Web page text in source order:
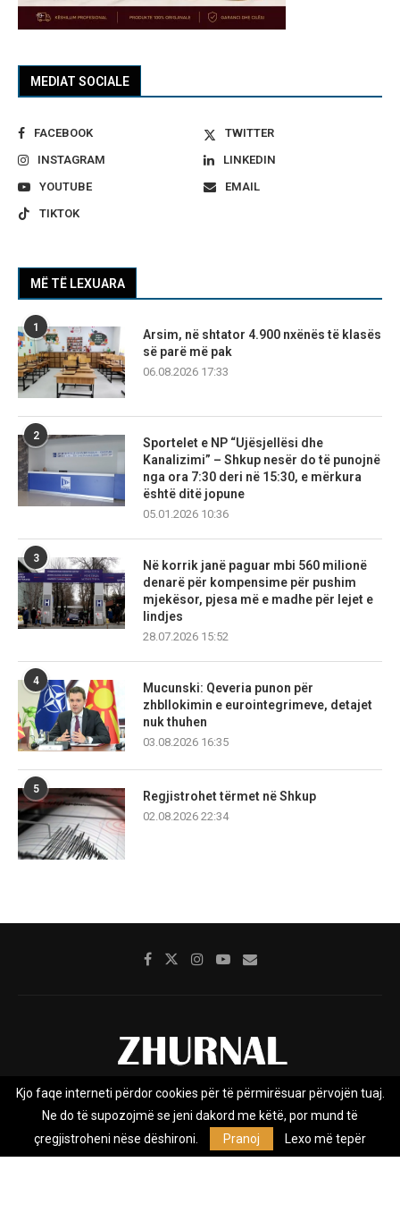
MEDIAT SOCIALE
FACEBOOK
TWITTER
INSTAGRAM
LINKEDIN
YOUTUBE
EMAIL
TIKTOK
MË TË LEXUARA
1
Arsim, në shtator 4.900 nxënës të klasës
së parë më pak
06.08.2026 17:33
2
Sportelet e NP “Ujësjellësi dhe
Kanalizimi” – Shkup nesër do të punojnë
nga ora 7:30 deri në 15:30, e mërkura
është ditë jopune
05.01.2026 10:36
3
Në korrik janë paguar mbi 560 milionë
denarë për kompensime për pushim
mjekësor, pjesa më e madhe për lejet e
lindjes
28.07.2026 15:52
4
Mucunski: Qeveria punon për
zhbllokimin e eurointegrimeve, detajet
nuk thuhen
03.08.2026 16:35
5
Regjistrohet tërmet në Shkup
02.08.2026 22:34
Rreth nesh Impresumi Marketing
Kontakt
Privacy Policy
Zhurnal.mk është Agjenci e Lajmeve e pavarur, e themeluar në vitin
Kjo faqe interneti përdor cookies për të përmirësuar përvojën tuaj.
Ne do të supozojmë se jeni dakord me këtë, por mund të
çregjistroheni nëse dëshironi.
Pranoj Lexo më tepër